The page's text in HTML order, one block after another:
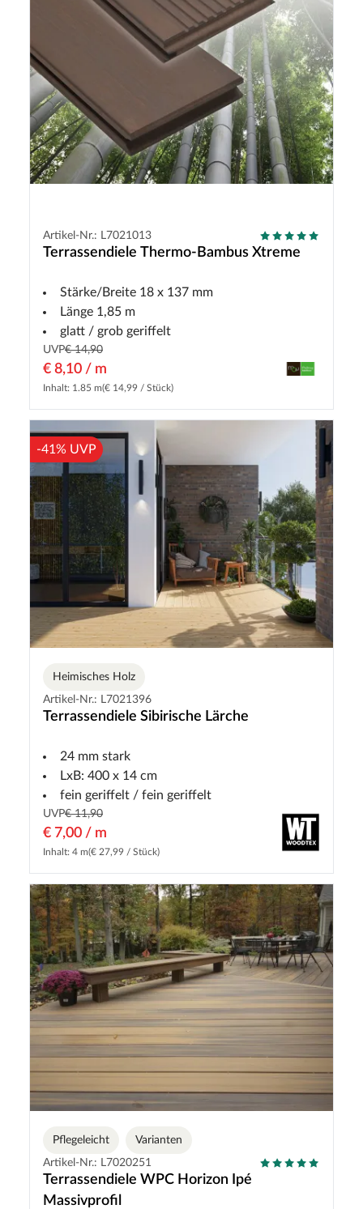
Artikel-Nr.: L7021013
Terrassendiele Thermo-Bambus Xtreme
Stärke/Breite 18 x 137 mm
Länge 1,85 m
glatt / grob geriffelt
UVP€ 14,90
€ 8,10 / m
Inhalt: 1.85 m(€ 14,99 / Stück)
-41% UVP
Heimisches Holz
Artikel-Nr.: L7021396
Terrassendiele Sibirische Lärche
24 mm stark
LxB: 400 x 14 cm
fein geriffelt / fein geriffelt
UVP€ 11,90
€ 7,00 / m
Inhalt: 4 m(€ 27,99 / Stück)
Pflegeleicht
Varianten
Artikel-Nr.: L7020251
Terrassendiele WPC Horizon Ipé
Massivprofil